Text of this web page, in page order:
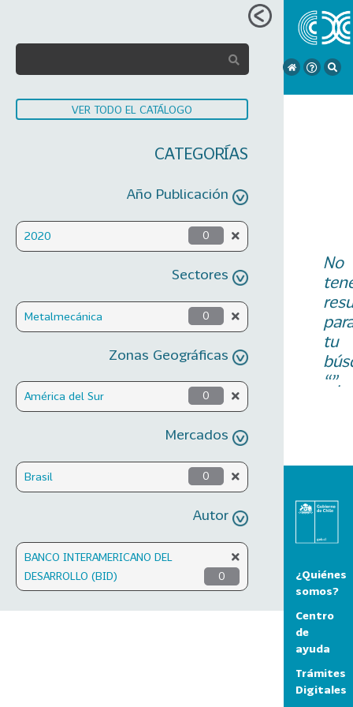
VER TODO EL CATÁLOGO
CATEGORÍAS
Año Publicación
2020 0
Sectores
Metalmecánica 0
Zonas Geográficas
América del Sur 0
Mercados
Brasil 0
Autor
BANCO INTERAMERICANO DEL
DESARROLLO (BID)
0
No
tu
“”.
¿Quiénes
somos?
Centro
de
ayuda
Trámites
Digitales